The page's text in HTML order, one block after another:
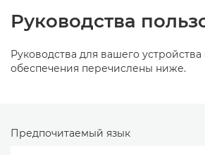
Руководства
Руководства для вашего
обеспечения перечислены ниже.
Предпочитаемый язык